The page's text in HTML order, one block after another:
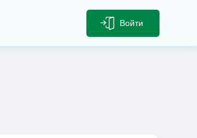
Войти